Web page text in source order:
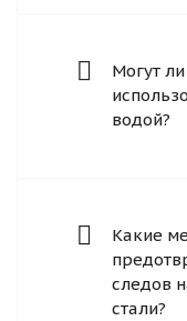
Могут
водой?
Какие
следов
стали?